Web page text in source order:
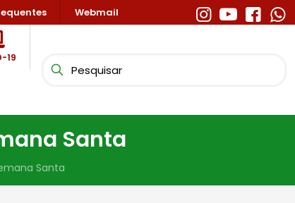
Webmail
19
Santa
Santa